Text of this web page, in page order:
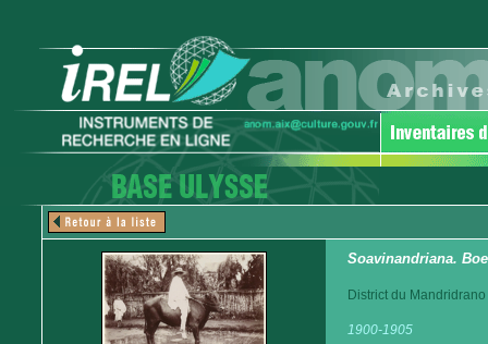
Soavinandriana.
District du Mandridrano
1900-1905